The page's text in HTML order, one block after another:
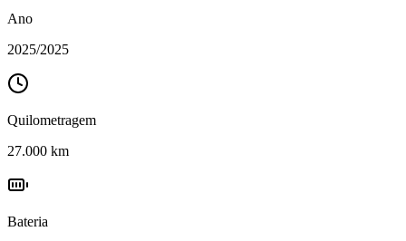
Ano
2025/2025
Quilometragem
27.000 km
Bateria